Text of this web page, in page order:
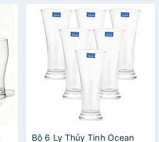
Bộ 6 Ly Thủy Tinh Ocean